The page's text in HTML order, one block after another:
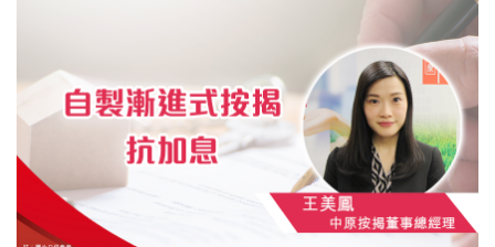
免費開戶轉介服務
私人貸款
優惠禮遇
新盤優越按揭優惠